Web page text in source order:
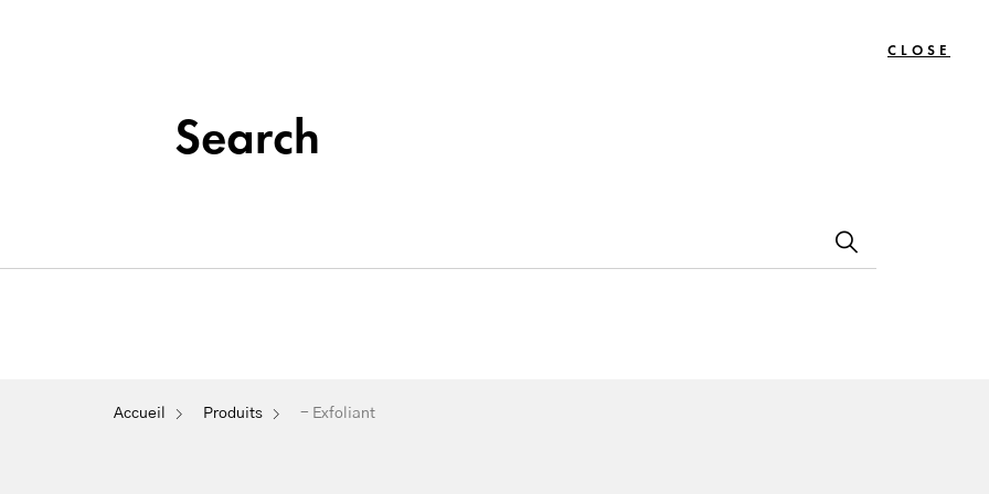
Épilation
Maquillage
Permanent
Search
CLOSE
Accueil Produits - Exfoliant